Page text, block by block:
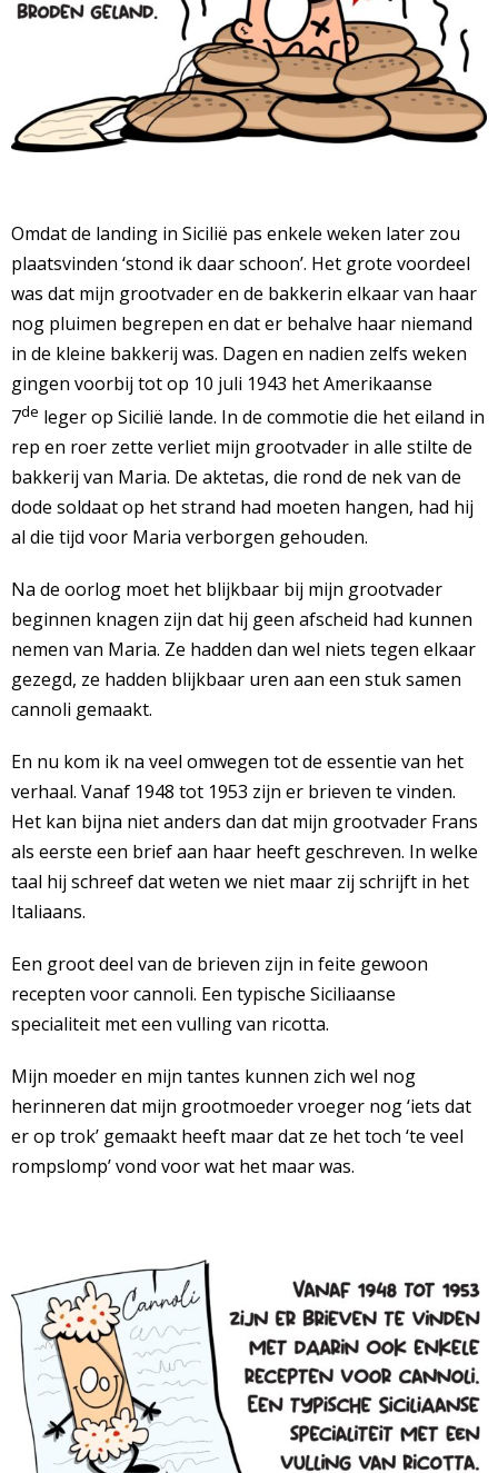
Omdat de landing in Sicilië pas enkele weken later zou
plaatsvinden ‘stond ik daar schoon’. Het grote voordeel
was dat mijn grootvader en de bakkerin elkaar van haar
nog pluimen begrepen en dat er behalve haar niemand
in de kleine bakkerij was. Dagen en nadien zelfs weken
gingen voorbij tot op 10 juli 1943 het Amerikaanse
7de leger op Sicilië lande. In de commotie die het eiland in
rep en roer zette verliet mijn grootvader in alle stilte de
bakkerij van Maria. De aktetas, die rond de nek van de
dode soldaat op het strand had moeten hangen, had hij
al die tijd voor Maria verborgen gehouden.
Na de oorlog moet het blijkbaar bij mijn grootvader
beginnen knagen zijn dat hij geen afscheid had kunnen
nemen van Maria. Ze hadden dan wel niets tegen elkaar
gezegd, ze hadden blijkbaar uren aan een stuk samen
cannoli gemaakt.
En nu kom ik na veel omwegen tot de essentie van het
verhaal. Vanaf 1948 tot 1953 zijn er brieven te vinden.
Het kan bijna niet anders dan dat mijn grootvader Frans
als eerste een brief aan haar heeft geschreven. In welke
taal hij schreef dat weten we niet maar zij schrijft in het
Italiaans.
Een groot deel van de brieven zijn in feite gewoon
recepten voor cannoli. Een typische Siciliaanse
specialiteit met een vulling van ricotta.
Mijn moeder en mijn tantes kunnen zich wel nog
herinneren dat mijn grootmoeder vroeger nog ‘iets dat
er op trok’ gemaakt heeft maar dat ze het toch ‘te veel
rompslomp’ vond voor wat het maar was.